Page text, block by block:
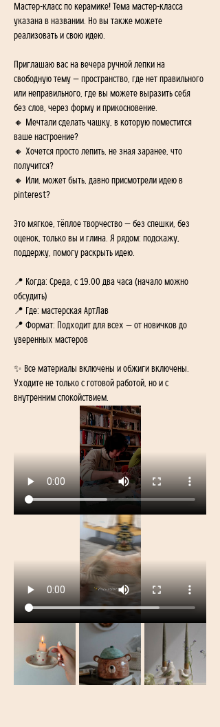
Мастер-класс по керамике! Тема мастер-класса
указана в названии. Но вы также можете
реализовать и свою идею.
Приглашаю вас на вечера ручной лепки на
свободную тему — пространство, где нет правильного
или неправильного, где вы можете выразить себя
без слов, через форму и прикосновение.
🔸 Мечтали сделать чашку, в которую поместится
ваше настроение?
🔸 Хочется просто лепить, не зная заранее, что
получится?
🔸 Или, может быть, давно присмотрели идею в
pinterest?
Это мягкое, тёплое творчество — без спешки, без
оценок, только вы и глина. Я рядом: подскажу,
поддержу, помогу раскрыть идею.
📍 Когда: Среда, с 19.00 два часа (начало можно
обсудить)
📍 Где: мастерская АртЛав
📍 Формат: Подходит для всех — от новичков до
уверенных мастеров
✨ Все материалы включены и обжиги включены.
Уходите не только с готовой работой, но и с
внутренним спокойствием.